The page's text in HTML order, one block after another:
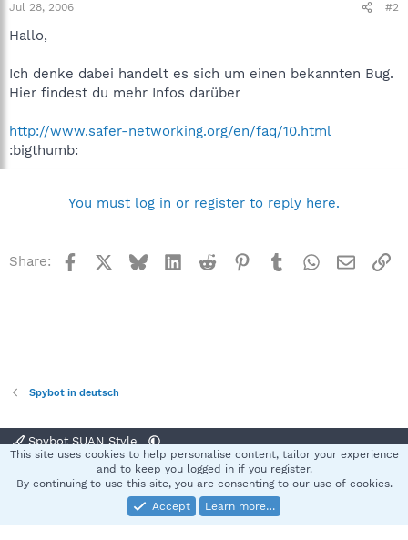
Jul 28, 2006 #2
Hallo,
Ich denke dabei handelt es sich um einen bekannten Bug.
Hier findest du mehr Infos darüber
http://www.safer-networking.org/en/faq/10.html
:bigthumb:
You must log in or register to reply here.
Share: Facebook BlueskyLinkedInReddit Pinterest
TumblrWhatsApp
Email
Spybot in deutsch
Spybot SUAN Style
Terms and rules Privacy policy Help
S
Community platform by XenForo® © 2010-2025 XenForo Ltd.
This site uses cookies to help personalise content, tailor your experience
and to keep you logged in if you register.
By continuing to use this site, you are consenting to our use of cookies.
Accept
Learn more…